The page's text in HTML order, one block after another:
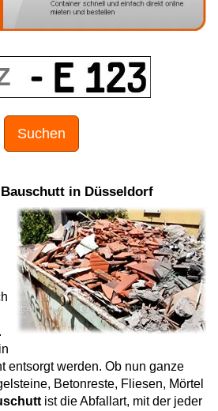
Suchen
in Düsseldorf
entsorgt werden. Ob nun ganze
Betonreste, Fliesen, Mörtel
ist die Abfallart, mit der jeder